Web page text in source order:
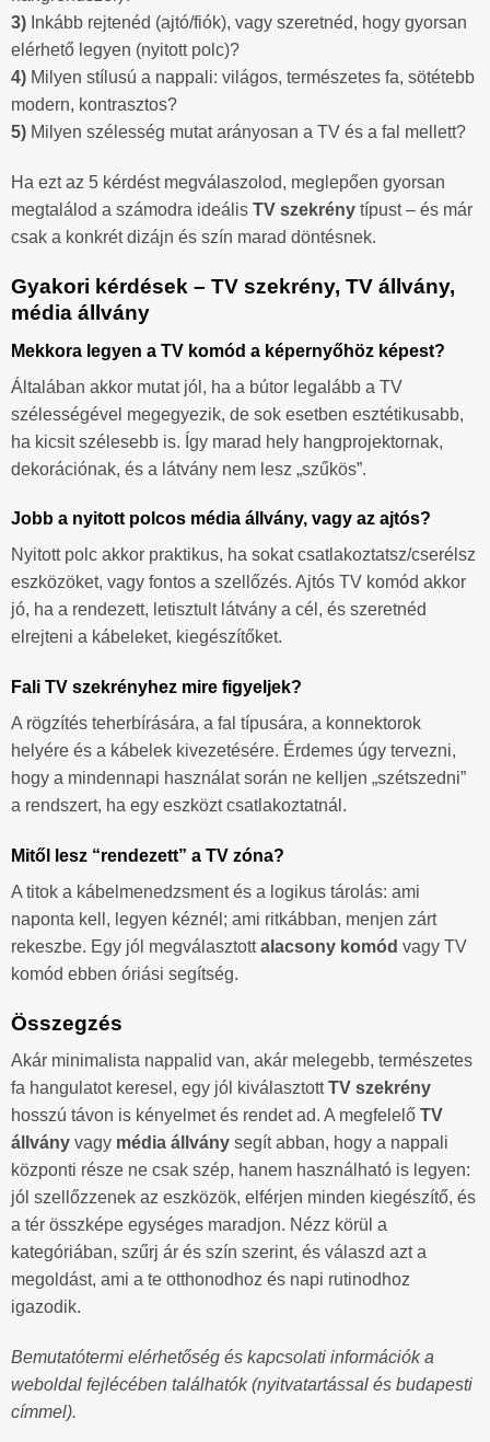
3) Inkább rejtenéd (ajtó/fiók), vagy szeretnéd, hogy gyorsan
elérhető legyen (nyitott polc)?
4) Milyen stílusú a nappali: világos, természetes fa, sötétebb
modern, kontrasztos?
5) Milyen szélesség mutat arányosan a TV és a fal mellett?
Ha ezt az 5 kérdést megválaszolod, meglepően gyorsan
megtalálod a számodra ideális TV szekrény típust – és már
csak a konkrét dizájn és szín marad döntésnek.
Gyakori kérdések – TV szekrény, TV állvány,
média állvány
Mekkora legyen a TV komód a képernyőhöz képest?
Általában akkor mutat jól, ha a bútor legalább a TV
szélességével megegyezik, de sok esetben esztétikusabb,
ha kicsit szélesebb is. Így marad hely hangprojektornak,
dekorációnak, és a látvány nem lesz „szűkös”.
Jobb a nyitott polcos média állvány, vagy az ajtós?
Nyitott polc akkor praktikus, ha sokat csatlakoztatsz/cserélsz
eszközöket, vagy fontos a szellőzés. Ajtós TV komód akkor
jó, ha a rendezett, letisztult látvány a cél, és szeretnéd
elrejteni a kábeleket, kiegészítőket.
Fali TV szekrényhez mire figyeljek?
A rögzítés teherbírására, a fal típusára, a konnektorok
helyére és a kábelek kivezetésére. Érdemes úgy tervezni,
hogy a mindennapi használat során ne kelljen „szétszedni”
a rendszert, ha egy eszközt csatlakoztatnál.
Mitől lesz “rendezett” a TV zóna?
A titok a kábelmenedzsment és a logikus tárolás: ami
naponta kell, legyen kéznél; ami ritkábban, menjen zárt
rekeszbe. Egy jól megválasztottalacsony komód vagy TV
komód ebben óriási segítség.
Összegzés
Akár minimalista nappalid van, akár melegebb, természetes
fa hangulatot keresel, egy jól kiválasztottTV szekrény
hosszú távon is kényelmet és rendet ad. A megfelelő TV
állvány vagy média állvány segít abban, hogy a nappali
központi része ne csak szép, hanem használható is legyen:
jól szellőzzenek az eszközök, elférjen minden kiegészítő, és
a tér összképe egységes maradjon. Nézz körül a
kategóriában, szűrj ár és szín szerint, és válaszd azt a
megoldást, ami a te otthonodhoz és napi rutinodhoz
igazodik.
Bemutatótermi elérhetőség és kapcsolati információk a
weboldal fejlécében találhatók (nyitvatartással és budapesti
címmel).